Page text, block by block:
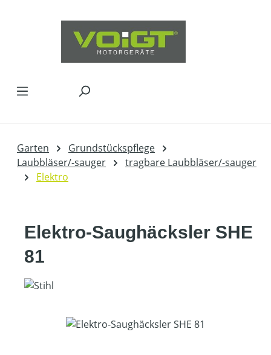
Garten
Grundstückspflege
Laubbläser/-sauger
tragbare Laubbläser/-sauger
Elektro
Elektro-Saughäcksler SHE
81
Bildergalerie überspringen